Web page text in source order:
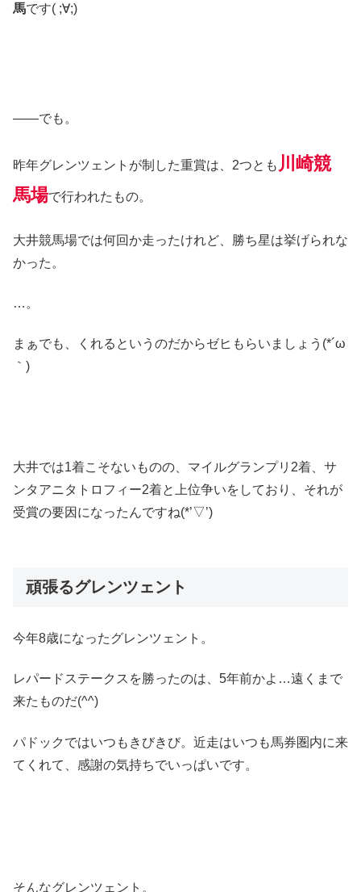
馬です( ;∀;)
――でも。
昨年グレンツェントが制した重賞は、2つとも 川崎競
馬場で行われたもの。
大井競馬場では何回か走ったけれど、勝ち星は挙げられな
かった。
…。
まぁでも、くれるというのだからゼヒもらいましょう(*´ω
｀)
大井では1着こそないものの、マイルグランプリ2着、サ
ンタアニタトロフィー2着と上位争いをしており、それが
受賞の要因になったんですね(*’▽’)
頑張るグレンツェント
今年8歳になったグレンツェント。
レパードステークスを勝ったのは、5年前かよ…遠くまで
来たものだ(^^)
パドックではいつもきびきび。近走はいつも馬券圏内に来
てくれて、感謝の気持ちでいっぱいです。
そんなグレンツェント。